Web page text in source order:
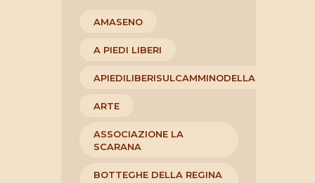
AMASENO
A PIEDI LIBERI
ARTE
ASSOCIAZIONE LA
SCARANA
BOTTEGHE DELLA REGINA